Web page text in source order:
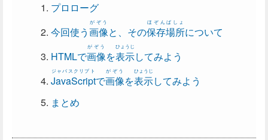
プロローグ
今回使う画像
がぞう
と、その保存場所
ほぞんばしょ
について
HTMLで画像
がぞう
を表示
ひょうじ
してみよう
JavaScript
ジャバスクリプト
で画像
がぞう
を表示
ひょうじ
してみよう
まとめ